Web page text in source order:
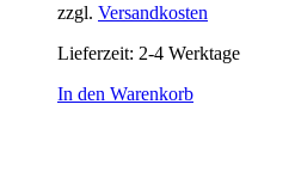
zzgl. Versandkosten
Lieferzeit: 2-4 Werktage
In den Warenkorb